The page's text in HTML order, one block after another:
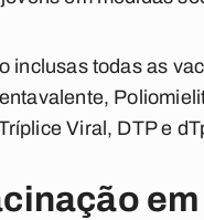
inclusas todas as
Viral, DTP e